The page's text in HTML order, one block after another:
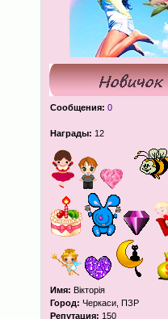
Сообщения: 0
Награды: 12
Имя: Вікторія
Город: Черкаси, ПЗР
Репутация: 150